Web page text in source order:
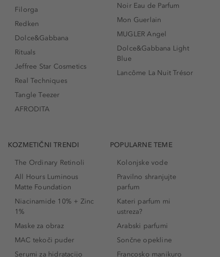
Filorga
Redken
Dolce&Gabbana
Rituals
Jeffree Star Cosmetics
Real Techniques
Tangle Teezer
AFRODITA
Noir Eau de Parfum
Mon Guerlain
MUGLER Angel
Dolce&Gabbana Light
Blue
Lancôme La Nuit Trésor
KOZMETIČNI TRENDI
The Ordinary Retinoli
All Hours Luminous
Matte Foundation
Niacinamide 10% + Zinc
1%
Maske za obraz
MAC tekoči puder
Serumi za hidratacijo
POPULARNE TEME
Kolonjske vode
Pravilno shranjujte
parfum
Kateri parfum mi
ustreza?
Arabski parfumi
Sončne opekline
Francosko manikuro